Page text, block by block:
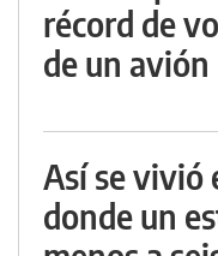
récord de
de un avión
Así se vivió
donde un